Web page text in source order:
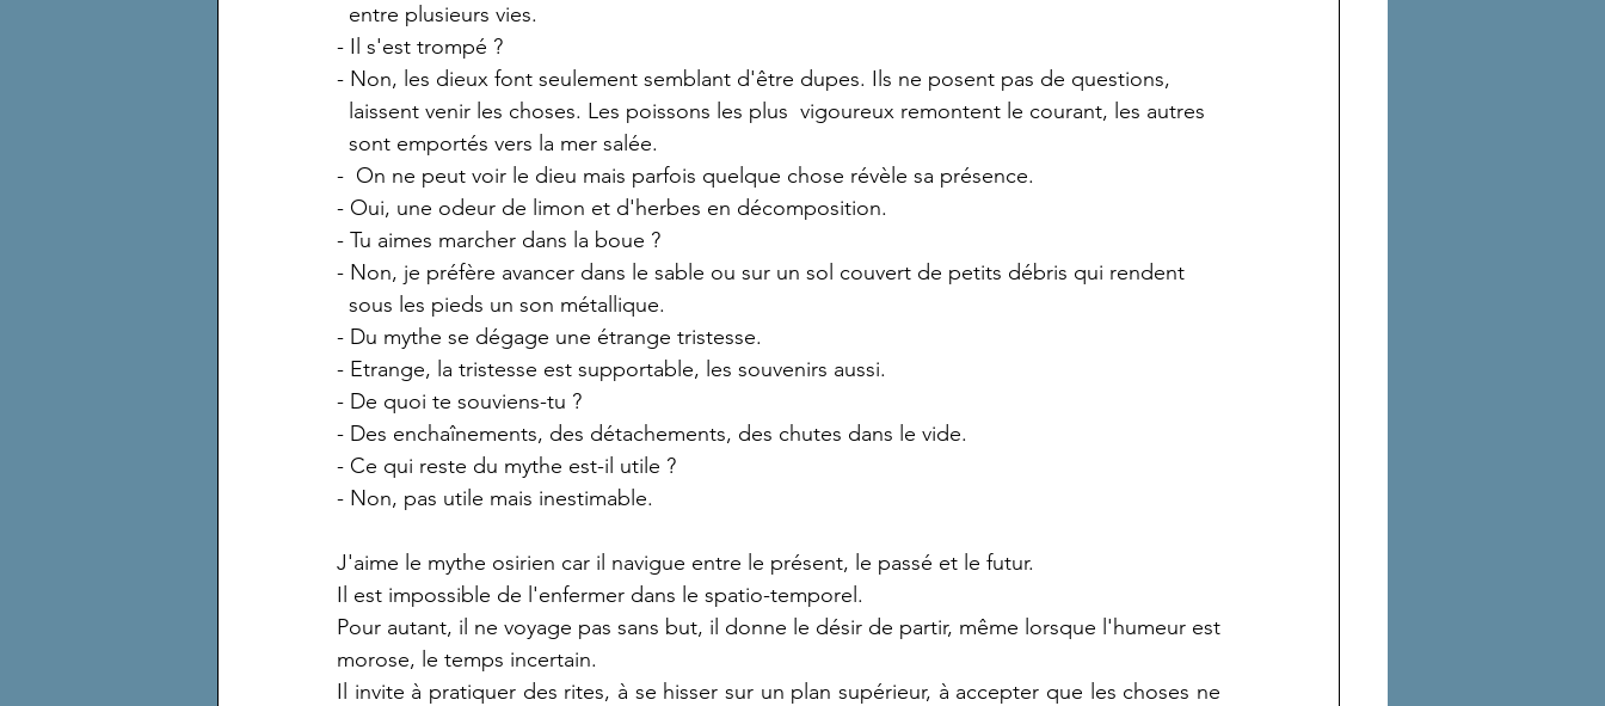
  entre plusieurs vies.
- Il s'est trompé ?
- Non, les dieux font seulement semblant d'être dupes. Ils ne posent pas de questions,
  laissent venir les choses. Les poissons les plus  vigoureux remontent le courant, les autres
  sont emportés vers la mer salée.
-  On ne peut voir le dieu mais parfois quelque chose révèle sa présence.
- Oui, une odeur de limon et d'herbes en décomposition.
- Tu aimes marcher dans la boue ?
- Non, je préfère avancer dans le sable ou sur un sol couvert de petits débris qui rendent
  sous les pieds un son métallique.
- Du mythe se dégage une étrange tristesse.
- Etrange, la tristesse est supportable, les souvenirs aussi.
- De quoi te souviens-tu ?
- Des enchaînements, des détachements, des chutes dans le vide.
- Ce qui reste du mythe est-il utile ?
- Non, pas utile mais inestimable.
J'aime le mythe osirien car il navigue entre le présent, le passé et le futur.
Il est impossible de l'enfermer dans le spatio-temporel.
Pour autant, il ne voyage pas sans but, il donne le désir de partir, même lorsque l'humeur est
morose, le temps incertain.
Il invite à pratiquer des rites, à se hisser sur un plan supérieur, à accepter que les choses ne